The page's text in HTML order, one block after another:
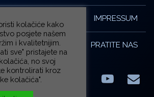
IMPRESSUM
PRATITE NAS
FacebookLinkedIn E-
kolačiće kako
posjete našem
i kvalitetnijim.
sve" pristajete na
no svoj
kontrolirati kroz
kolačića".